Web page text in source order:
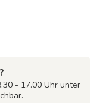
- 17.00 Uhr unter